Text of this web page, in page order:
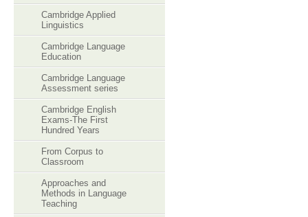
Cambridge Applied
Linguistics
Cambridge Language
Education
Cambridge Language
Assessment series
Cambridge English
Exams-The First
Hundred Years
From Corpus to
Classroom
Approaches and
Methods in Language
Teaching